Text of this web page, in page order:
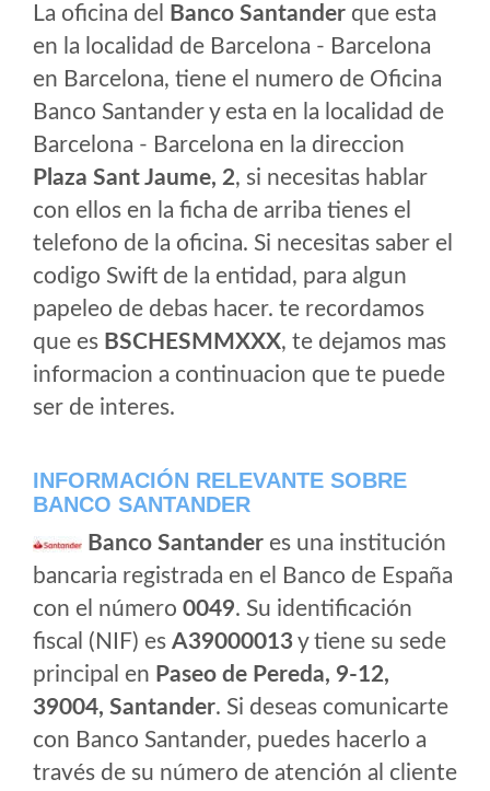
La oficina del Banco Santander que esta
en la localidad de Barcelona - Barcelona
en Barcelona, tiene el numero de Oficina
Banco Santander y esta en la localidad de
Barcelona - Barcelona en la direccion
Plaza Sant Jaume, 2, si necesitas hablar
con ellos en la ficha de arriba tienes el
telefono de la oficina. Si necesitas saber el
codigo Swift de la entidad, para algun
papeleo de debas hacer. te recordamos
que es BSCHESMMXXX, te dejamos mas
informacion a continuacion que te puede
ser de interes.
INFORMACIÓN RELEVANTE SOBRE
BANCO SANTANDER
Banco Santander es una institución
bancaria registrada en el Banco de España
con el número 0049. Su identificación
fiscal (NIF) es A39000013y tiene su sede
principal en Paseo de Pereda, 9-12,
39004, Santander. Si deseas comunicarte
con Banco Santander, puedes hacerlo a
través de su número de atención al cliente